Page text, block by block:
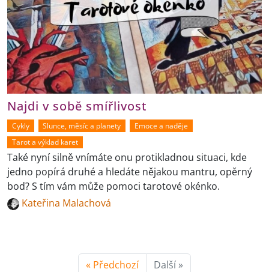
Najdi v sobě smířlivost
Cykly Slunce, měsíc a planety
Emoce a naděje
Tarot a výklad karet
Také nyní silně vnímáte onu protikladnou situaci, kde
jedno popírá druhé a hledáte nějakou mantru, opěrný
bod? S tím vám může pomoci tarotové okénko.
Kateřina Malachová
« Předchozí Další »